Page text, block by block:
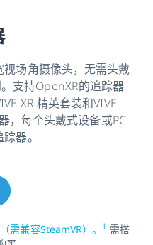
视场角摄像头，无需头戴
支持OpenXR的追踪器
XR 精英套装和VIVE
，每个头戴式设备或PC
器。
需兼容SteamVR）。 1 需搭